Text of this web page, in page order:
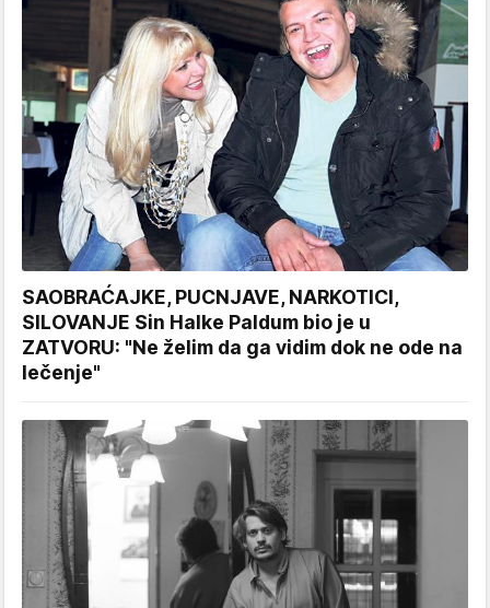
SAOBRAĆAJKE, PUCNJAVE, NARKOTICI,
SILOVANJE Sin Halke Paldum bio je u
ZATVORU: "Ne želim da ga vidim dok ne ode na
lečenje"